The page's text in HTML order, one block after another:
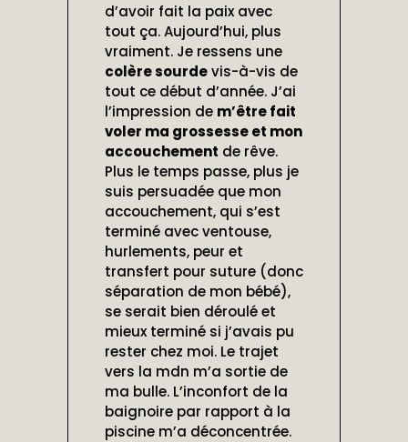
d’avoir fait la paix avec
tout ça. Aujourd’hui, plus
vraiment. Je ressens une
colère sourdevis-à-vis de
tout ce début d’année. J’ai
l’impression de m’être fait
voler ma grossesse et mon
accouchement de rêve.
Plus le temps passe, plus je
suis persuadée que mon
accouchement, qui s’est
terminé avec ventouse,
hurlements, peur et
transfert pour suture (donc
séparation de mon bébé),
se serait bien déroulé et
mieux terminé si j’avais pu
rester chez moi. Le trajet
vers la mdn m’a sortie de
ma bulle. L’inconfort de la
baignoire par rapport à la
piscine m’a déconcentrée.